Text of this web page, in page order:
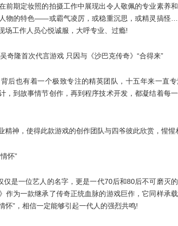
期定妆照的拍摄工作中展现出令人敬佩的专业素养和
物的特色——或霸气凌厉，或稳重沉思，或精灵搞怪
场工作人员心悦诚服，大呼专业、过瘾!
也有着一个极致专注的精英团队，十五年来一直专
，到故事情节创作，再到程序技术开发，都凝结着每
神，使得此款游戏的创作团队与四爷彼此欣赏，惺惺
怀”
是一位艺人的名字，更是一代70后和80后不可磨灭
作为一款继承了传奇正统血脉的游戏巨作，它同样承
怀”，相信一定能够引起一代人的强烈共鸣!